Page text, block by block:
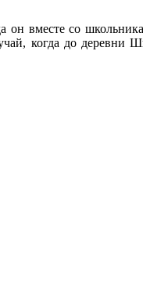
он вместе со
когда до деревни